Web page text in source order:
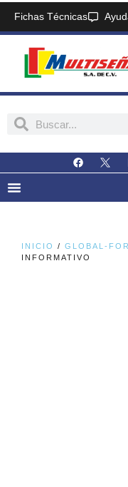
Fichas Técnicas
INICIO / GLOBAL-
INFORMATIVO